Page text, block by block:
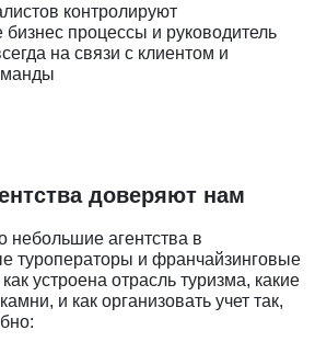
контролируют
процессы и руководитель
на связи с клиентом и
доверяют нам
агентства в
туроператоры и франчайзинговые
устроена отрасль туризма, какие
и как организовать учет так,